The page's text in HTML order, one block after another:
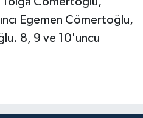
Egemen Cömertoğlu,
8, 9 ve 10'uncu